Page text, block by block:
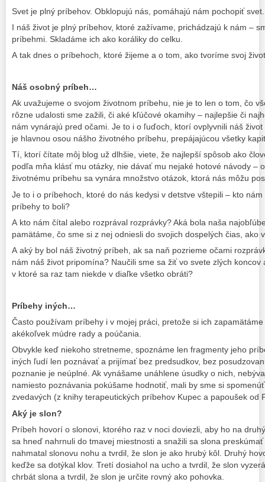
Svet je plný príbehov. Obklopujú nás, pomáhajú nám pochopiť svet.
I náš život je plný príbehov, ktoré zažívame, prichádzajú k nám –
príbehmi. Skladáme ich ako koráliky do celku.
A tak dnes o príbehoch, ktoré žijeme a o tom, ako tvoríme svoj
Náš osobný príbeh…
Ak uvažujeme o svojom životnom príbehu, nie je to len o tom, čo
rôzne udalosti sme zažili, či aké kľúčové okamihy – najlepšie či
nám vynárajú pred očami. Je to i o ľuďoch, ktorí ovplyvnili náš
je hlavnou osou nášho životného príbehu, prepájajúcou všetky
Tí, ktorí čítate môj blog už dlhšie, viete, že najlepší spôsob ako
podľa mňa klásť mu otázky, nie dávať mu nejaké hotové návody –
životnému príbehu sa vynára množstvo otázok, ktorá nás môžu
Je to i o príbehoch, ktoré do nás kedysi v detstve vštepili – kto
príbehy to boli?
A kto nám čítal alebo rozprával rozprávky? Aká bola naša
pamätáme, čo sme si z nej odniesli do svojich dospelých čias, ako
A aký by bol náš životný príbeh, ak sa naň pozrieme očami
nám náš život pripomína? Naučili sme sa žiť vo svete zlých
v ktoré sa raz tam niekde v diaľke všetko obráti?
Príbehy iných…
Často používam príbehy i v mojej práci, pretože si ich
akékoľvek múdre rady a poúčania.
Obvykle keď niekoho stretneme, spoznáme len fragmenty jeho
iných ľudí len poznávať a prijímať bez predsudkov, bez
poznanie je neúplné. Ak vynášame unáhlene úsudky o nich,
namiesto poznávania pokúšame hodnotiť, mali by sme si
zvedavých (z knihy terapeutických príbehov Kupec a papoušek od
Aký je slon?
Príbeh hovorí o slonovi, ktorého raz v noci doviezli, aby ho na
sa hneď nahrnuli do tmavej miestnosti a snažili sa slona
nahmatal slonovu nohu a tvrdil, že slon je ako hrubý kôl. Druhý
keďže sa dotýkal klov. Tretí dosiahol na ucho a tvrdil, že slon
chrbát slona a tvrdil, že slon je určite rovný ako pohovka.